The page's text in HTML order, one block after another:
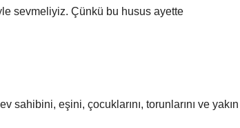
sevmeliyiz. Çünkü bu husus ayette
sahibini, eşini, çocuklarını, torunlarını ve yakın